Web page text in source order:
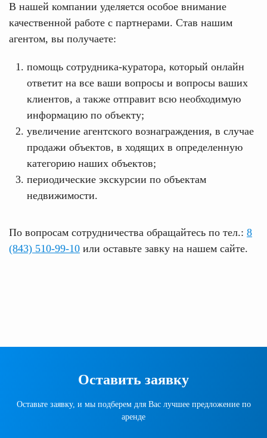
В нашей компании уделяется особое внимание
качественной работе с партнерами. Став нашим
агентом, вы получаете:
помощь сотрудника-куратора, который онлайн
ответит на все ваши вопросы и вопросы ваших
клиентов, а также отправит всю необходимую
информацию по объекту;
увеличение агентского вознаграждения, в случае
продажи объектов, в ходящих в определенную
категорию наших объектов;
периодические экскурсии по объектам
недвижимости.
По вопросам сотрудничества обращайтесь по тел.: 8
(843) 510-99-10 или оставьте завку на нашем сайте.
Оставить заявку
Оставьте заявку, и мы подберем для Вас лучшее предложение по
аренде